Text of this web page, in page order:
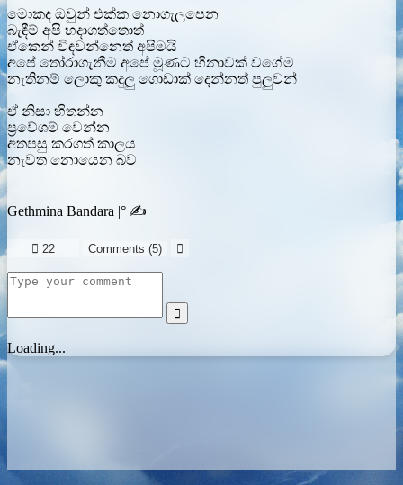
මොකද ඔවුන් එක්ක නොගැලපෙන
බැඳීම් අපි හදාගත්තොත්
ඒකෙන් විඳවන්නෙත් අපිමයි
අපේ තෝරාගැනීම අපේ මූණට හිනාවක් වගේම
නැතිනම් ලොකු කදුලු ගොඩාක් දෙන්නත් පුලුවන්
ඒ නිසා හිතන්න
ප්‍රවේශම් වෙන්න
අතපසු කරගත් කාලය
නැවත නොයෙන බව
Gethmina Bandara |° ✍️
 22 Comments (5) 

Loading...